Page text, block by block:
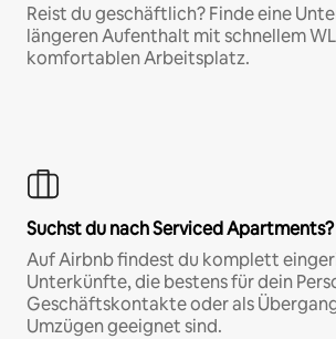
Reist du geschäftlich? Finde eine
längeren Aufenthalt mit schnellem
komfortablen Arbeitsplatz.
Suchst du nach Serviced Apartments?
Auf Airbnb findest du komplett
Unterkünfte, die bestens für dein
Geschäftskontakte oder als
Umzügen geeignet sind.